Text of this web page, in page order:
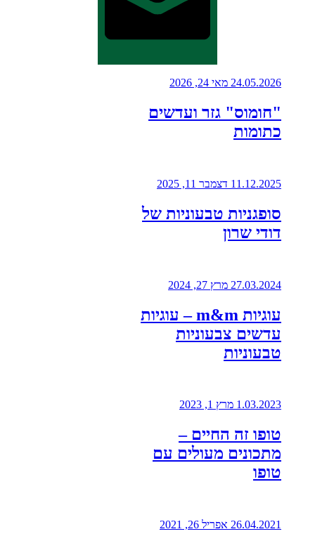
24.05.2026 מאי 24, 2026
"חומוס" גזר ועדשים
כתומות
11.12.2025 דצמבר 11, 2025
סופגניות טבעוניות של
דודי שרון
27.03.2024 מרץ 27, 2024
עוגיות m&m – עוגיות
עדשים צבעוניות
טבעוניות
1.03.2023 מרץ 1, 2023
טופו זה החיים –
מתכונים מעולים עם
טופו
26.04.2021 אפריל 26, 2021